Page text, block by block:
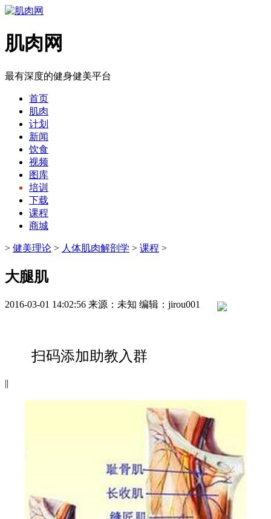
肌肉网
最有深度的健身健美平台
首页
肌肉
计划
新闻
饮食
视频
图库
培训
下载
课程
商城
> 健美理论 > 人体肌肉解剖学 > 课程 >
大腿肌
2016-03-01 14:02:56 来源：未知 编辑：jirou001
扫码添加助教入群
||